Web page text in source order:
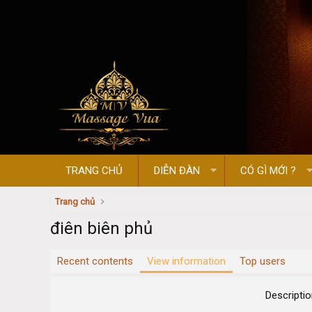
TRANG CHỦ DIỄN ĐÀN CÓ GÌ MỚI ?
Trang chủ
điên biên phủ
Recent contents View information Top users